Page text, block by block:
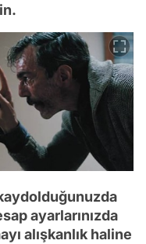
ayarlarınızda
alışkanlık haline